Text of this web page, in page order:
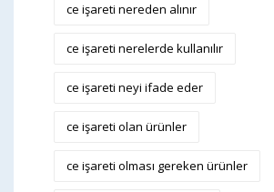
ce işareti nereden alınır
ce işareti nerelerde kullanılır
ce işareti neyi ifade eder
ce işareti olan ürünler
ce işareti olması gereken ürünler